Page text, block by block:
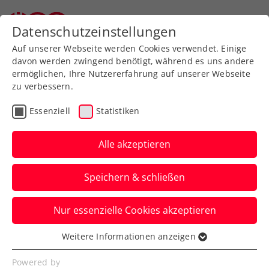
Zurück zur Newsübersicht
Turniere
ITF Rutesheim:
Erfolgreiches Comeback
von Perelygina nach
Zwangspause
Die ÖTV-Vertragsspielerin notiert in
Deutschland ein Doppelfinale und ein
Einzel-Viertelfinale.
Datenschutzeinstellungen
Auf unserer Webseite werden Cookies verwendet. Einige
davon werden zwingend benötigt, während es uns andere
ermöglichen, Ihre Nutzererfahrung auf unserer Webseite
zu verbessern.
Essenziell Statistiken
Alle akzeptieren
Speichern & schließen
Nur essenzielle Cookies akzeptieren
Essenziell
Essenzielle Cookies werden für grundlegende
Weitere Informationen anzeigen
Powered by